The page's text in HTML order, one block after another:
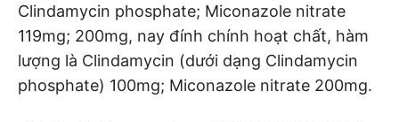
Clindamycin phosphate; Miconazole nitrate
119mg; 200mg, nay đính chính hoạt chất, hàm
lượng là Clindamycin (dưới dạng Clindamycin
phosphate) 100mg; Miconazole nitrate 200mg.